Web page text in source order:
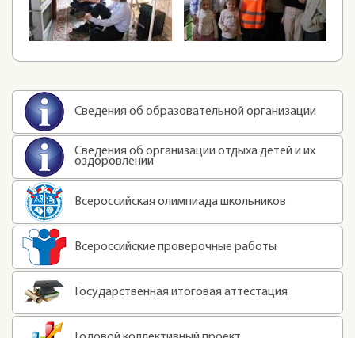
Сведения об образовательной организации
Сведения об организации отдыха детей и их
оздоровлении
Всероссийская олимпиада школьников
Всероссийские проверочные работы
Государственная итоговая аттестация